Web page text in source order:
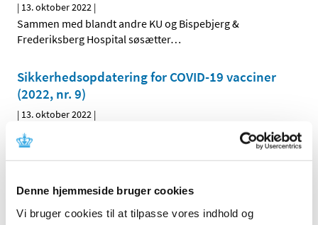
Denne hjemmeside bruger cookies
Vi bruger cookies til at tilpasse vores indhold og
| 13. oktober 2022 |
Sammen med blandt andre KU og Bispebjerg &
Frederiksberg Hospital søsætter…
Sikkerhedsopdatering for COVID-19 vacciner
(2022, nr. 9)
| 13. oktober 2022 |
Denne sikkerhedsopdatering har fokus på de vacciner,
der indgår i det danske vaccinationsprogram mod…
Styrket internationalt samarbejde om kontrol
af lægemiddelforsøg
11. oktober 2022